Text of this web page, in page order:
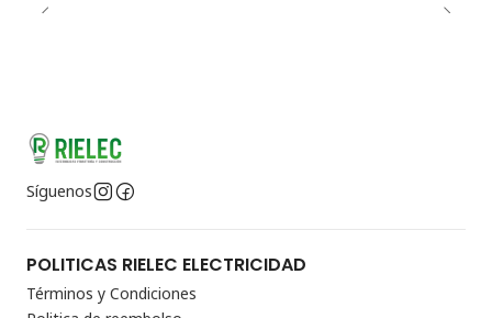
Síguenos
POLITICAS RIELEC ELECTRICIDAD
Términos y Condiciones